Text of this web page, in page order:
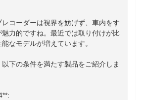
レコーダーは視界を妨げず、車内をす
魅力的ですね。最近では取り付けが比
なモデルが増えています。
下の条件を満たす製品をご紹介しま